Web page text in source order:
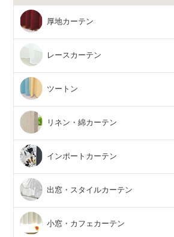
厚地カーテン
レースカーテン
ツートン
リネン・綿カーテン
インポートカーテン
出窓・スタイルカーテン
小窓・カフェカーテン